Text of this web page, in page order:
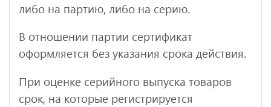
либо на партию, либо на серию.
В отношении партии сертификат
оформляется без указания срока действия.
При оценке серийного выпуска товаров
срок, на которые регистрируется